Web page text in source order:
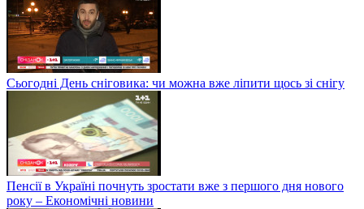
Сьогодні День сніговика: чи можна вже ліпити щось зі снігу
Пенсії в Україні почнуть зростати вже з першого дня нового
року – Економічні новини